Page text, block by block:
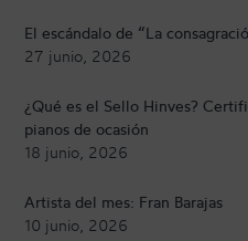
El escándalo de “La
27 junio, 2026
¿Qué es el Sello Hinves?
pianos de ocasión
18 junio, 2026
Artista del mes: Fran Barajas
10 junio, 2026